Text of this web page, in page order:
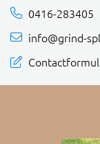
0416-283405
info@grind-